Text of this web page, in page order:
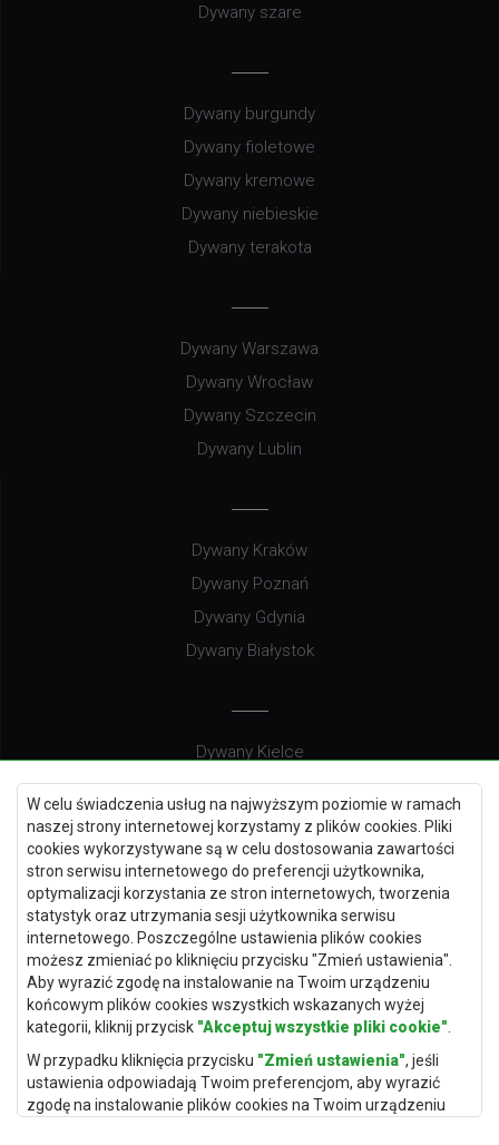
W celu świadczenia usług na najwyższym poziomie w ramach
naszej strony internetowej korzystamy z plików cookies. Pliki
cookies wykorzystywane są w celu dostosowania zawartości
stron serwisu internetowego do preferencji użytkownika,
optymalizacji korzystania ze stron internetowych, tworzenia
statystyk oraz utrzymania sesji użytkownika serwisu
internetowego. Poszczególne ustawienia plików cookies
możesz zmieniać po kliknięciu przycisku "Zmień ustawienia".
Aby wyrazić zgodę na instalowanie na Twoim urządzeniu
końcowym plików cookies wszystkich wskazanych wyżej
kategorii, kliknij przycisk "Akceptuj wszystkie pliki cookie"
W przypadku kliknięcia przycisku "Zmień ustawienia", jeśli
ustawienia odpowiadają Twoim preferencjom, aby wyrazić
zgodę na instalowanie plików cookies na Twoim urządzeniu
Dywany szare
Dywany burgundy
Dywany fioletowe
Dywany kremowe
Dywany niebieskie
Dywany terakota
Dywany Warszawa
Dywany Wrocław
Dywany Szczecin
Dywany Lublin
Dywany Kraków
Dywany Poznań
Dywany Gdynia
Dywany Białystok
Dywany Kielce
Dywany Gdańsk
Dywany Toruń
Dywany Bydgoszcz
Dywany Łódź
Dywany Katowice
Dywany Rzeszów
Dywany Częstochowa